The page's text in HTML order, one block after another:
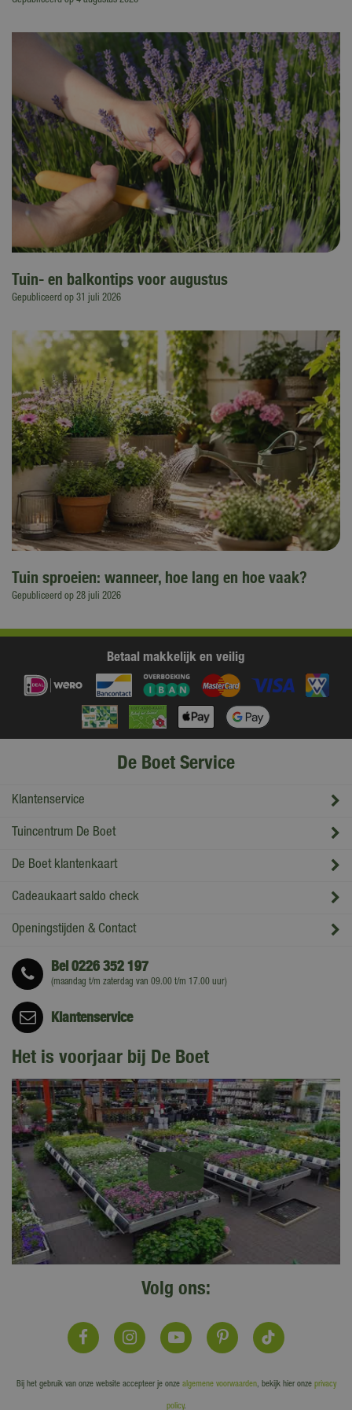
Tuin- en balkontips voor augustus
Gepubliceerd op 31 juli 2026
Tuin sproeien: wanneer, hoe lang en hoe vaak?
Gepubliceerd op 28 juli 2026
Betaal makkelijk en veilig
De Boet Service
Klantenservice
Tuincentrum De Boet
De Boet klantenkaart
Cadeaukaart saldo check
Openingstijden & Contact
Bel0226 352 197
(maandag t/m zaterdag van 09.00 t/m 17.00 uur)
Klantenservice
Het is voorjaar bij De Boet
Volg ons:
Bij het gebruik van onze website accepteer je onze algemene voorwaarden, bekijk hier onze privacy
policy.